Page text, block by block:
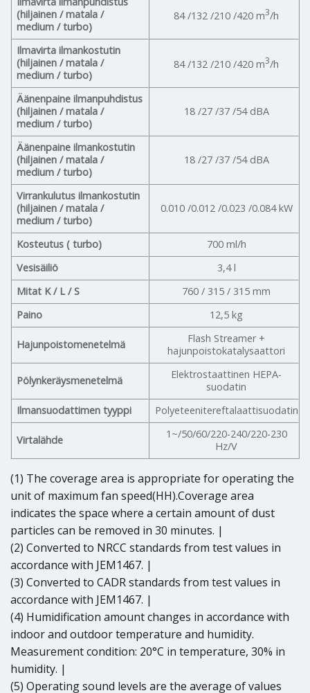
(hiljainen / matala /
medium / turbo)
84 /132 /210 /420 m3/h
Ilmavirta ilmankostutin
(hiljainen / matala /
medium / turbo)
84 /132 /210 /420 m3/h
Äänenpaine ilmanpuhdistus
(hiljainen / matala /
medium / turbo)
18 /27 /37 /54 dBA
Äänenpaine ilmankostutin
(hiljainen / matala /
medium / turbo)
18 /27 /37 /54 dBA
Virrankulutus ilmankostutin
(hiljainen / matala /
medium / turbo)
0.010 /0.012 /0.023 /0.084 kW
Kosteutus ( turbo)
700 ml/h
Vesisäiliö
3,4 l
Mitat K / L / S
760 / 315 / 315 mm
Paino
12,5 kg
Hajunpoistomenetelmä
Flash Streamer +
hajunpoistokatalysaattori
Pölynkeräysmenetelmä
Elektrostaattinen HEPA-
suodatin
Ilmansuodattimen tyyppi
Polyeteenitereftalaattisuodatin
Virtalähde
1~/50/60/220-240/220-230
Hz/V
(1) The coverage area is appropriate for operating the
unit of maximum fan speed(HH).Coverage area
indicates the space where a certain amount of dust
particles can be removed in 30 minutes. |
(2) Converted to NRCC standards from test values in
accordance with JEM1467. |
(3) Converted to CADR standards from test values in
accordance with JEM1467. |
(4) Humidification amount changes in accordance with
indoor and outdoor temperature and humidity.
Measurement condition: 20°C in temperature, 30% in
humidity. |
(5) Operating sound levels are the average of values